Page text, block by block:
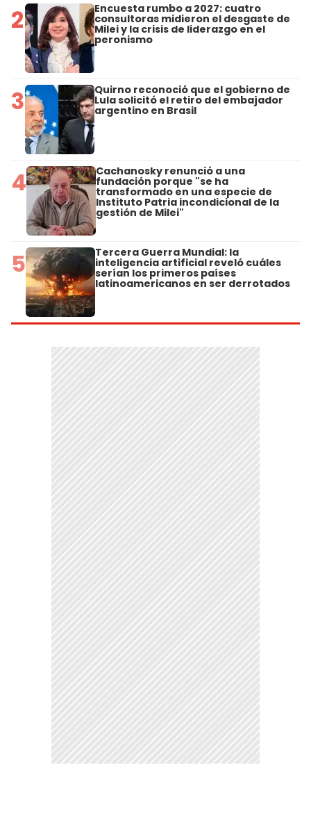
2 Encuesta rumbo a 2027: cuatro
consultoras midieron el desgaste de
Milei y la crisis de liderazgo en el
peronismo
3 Quirno reconoció que el gobierno de
Lula solicitó el retiro del embajador
argentino en Brasil
4 Cachanosky renunció a una
fundación porque "se ha
transformado en una especie de
Instituto Patria incondicional de la
gestión de Milei"
5 Tercera Guerra Mundial: la
inteligencia artificial reveló cuáles
serían los primeros países
latinoamericanos en ser derrotados